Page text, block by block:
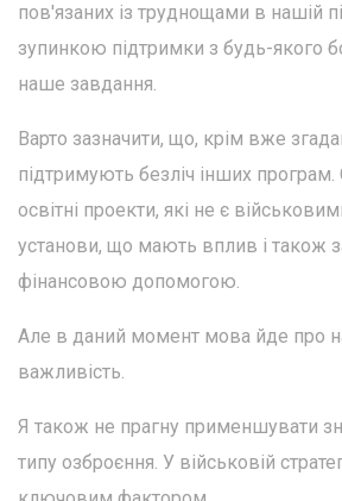
пов'язаних із труднощами в нашій
зупинкою підтримки з будь-якого
наше завдання.
Варто зазначити, що, крім вже
підтримують безліч інших
освітні проекти, які не є
установи, що мають вплив і також
фінансовою допомогою.
Але в даний момент мова йде про
важливість.
Я також не прагну применшувати
типу озброєння. У військовій